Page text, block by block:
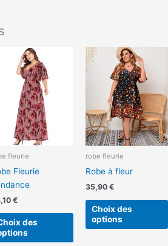
fleurie
Fleurie
€
des
produit
variations.
Les
options
peuvent
être
choisies
page
produit
robe fleurie
Robe à fleur
35,90 €
Choix des
options